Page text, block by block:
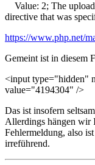
Value: 2; The
directive that was
https://www.php.net/
Gemeint ist in diesem
<input type="hidden"
value="4194304" />
Das ist insofern
Allerdings hängen wir
Fehlermeldung, also
irreführend.